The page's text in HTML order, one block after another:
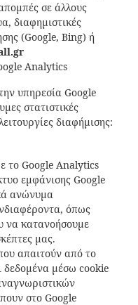
σε άλλους
διαφημιστικές
(Google, Bing) ή
.gr
Analytics
υπηρεσία Google
στατιστικές
διαφήμισης:
το Google Analytics
εμφάνισης Google
ανώνυμα
όπως
να κατανοήσουμε
μας.
απαιτούν από το
δεδομένα μέσω cookie
στο Google